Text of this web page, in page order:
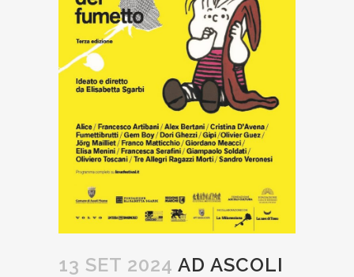
13 SET 2024 AD ASCOLI